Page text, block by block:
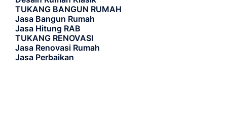
TUKANG BANGUN RUMAH
Jasa Bangun Rumah
Jasa Hitung RAB
TUKANG RENOVASI
Jasa Renovasi Rumah
Jasa Perbaikan